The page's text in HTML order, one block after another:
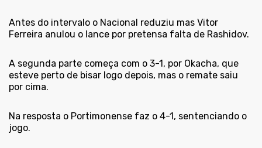
Antes do intervalo o Nacional reduziu mas Vitor
Ferreira anulou o lance por pretensa falta de Rashidov.
A segunda parte começa com o 3-1, por Okacha, que
esteve perto de bisar logo depois, mas o remate saiu
por cima.
Na resposta o Portimonense faz o 4-1, sentenciando o
jogo.